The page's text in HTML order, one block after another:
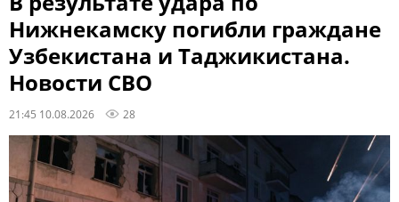
Нижнекамску погибли граждане
Узбекистана и Таджикистана.
Новости СВО
21:45 10.08.2026 28